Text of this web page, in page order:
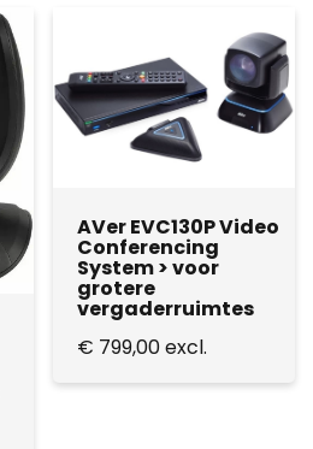
AVer EVC130P Video
Conferencing
System > voor
grotere
vergaderruimtes
€ 799,00excl.